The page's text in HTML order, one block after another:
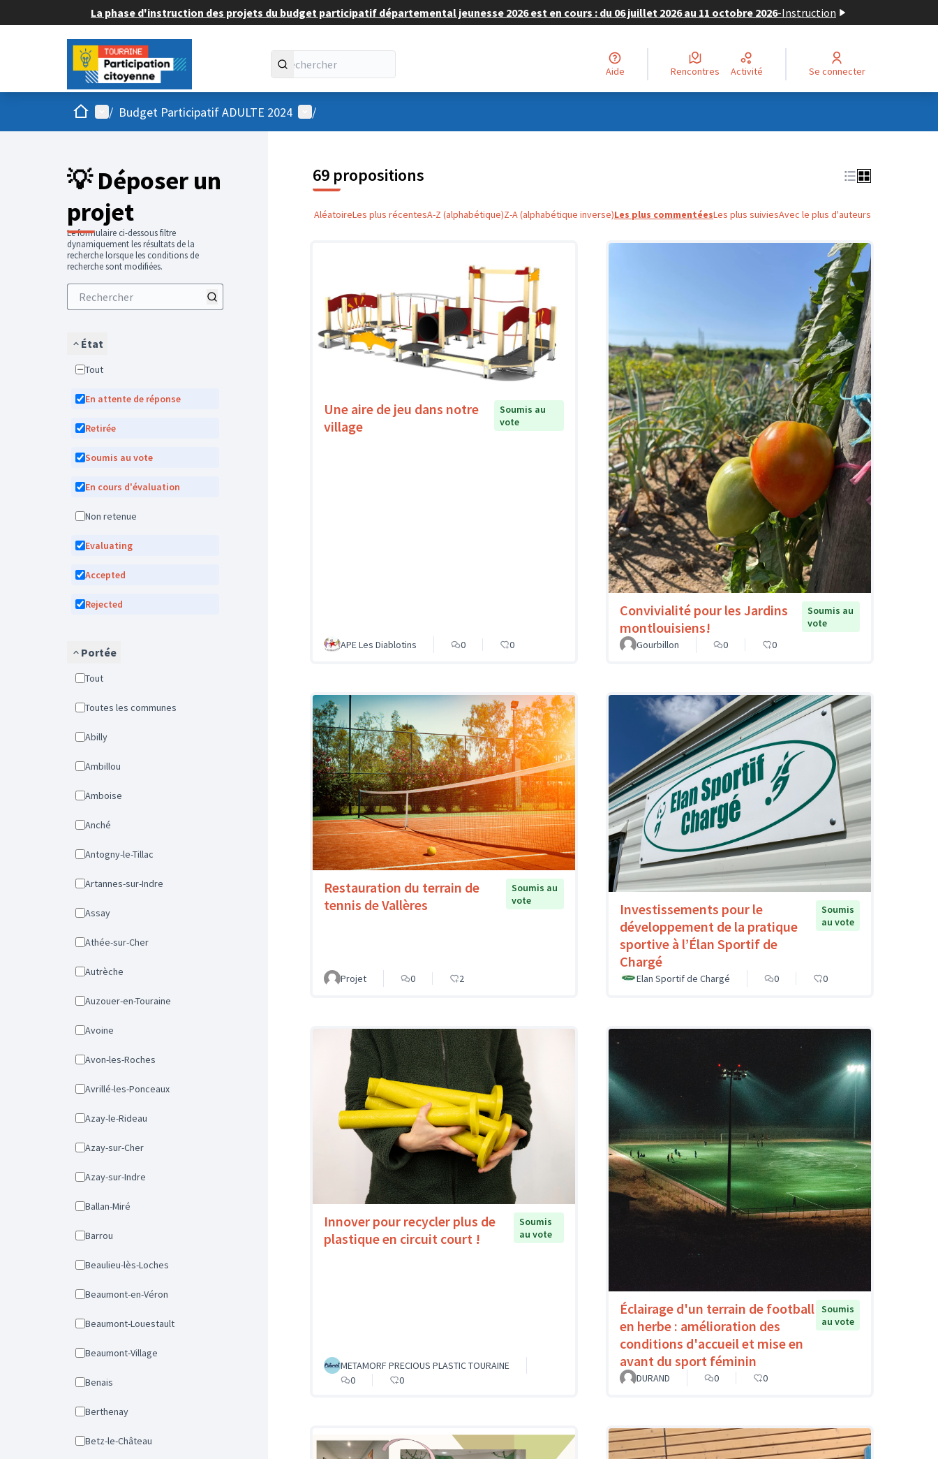
La phase d'instruction des projets du budget participatif départemental jeunesse 2026 est en cours : du 06 juillet 2026 au 11 octobre 2026-Instruction
Aide Rencontres Activité Se connecter
AccueilMenu principal
/ Budget Participatif ADULTE 2024 Menu utilisateur
/
💡 Déposer un
projet
Le formulaire ci-dessous filtre
dynamiquement les résultats de la
recherche lorsque les conditions de
recherche sont modifiées.
État
Tout
En attente de réponse
Retirée
Soumis au vote
En cours d'évaluation
Non retenue
Evaluating
Accepted
Rejected
Portée
Tout
Toutes les communes
Abilly
Ambillou
Amboise
Anché
Antogny-le-Tillac
Artannes-sur-Indre
Assay
Athée-sur-Cher
Autrèche
Auzouer-en-Touraine
Avoine
Avon-les-Roches
Avrillé-les-Ponceaux
Azay-le-Rideau
Azay-sur-Cher
Azay-sur-Indre
Ballan-Miré
Barrou
Beaulieu-lès-Loches
Beaumont-en-Véron
Beaumont-Louestault
Beaumont-Village
Benais
Berthenay
Betz-le-Château
69 propositions
AléatoireLes plus récentesA-Z (alphabétique)Z-A (alphabétique inverse)Les plus commentéesLes plus suiviesAvec le plus d'auteurs
Une aire de jeu dans notre
village
Soumis au
vote
APE Les Diablotins 0 0
Convivialité pour les Jardins
montlouisiens!
Soumis au
vote
Gourbillon
0 0
Restauration du terrain de
tennis de Vallères
Soumis au
vote
Projet 0 2
Investissements pour le
développement de la pratique
sportive à l’Élan Sportif de
Chargé
Soumis
au vote
Elan Sportif de Chargé 0 0
Innover pour recycler plus de
plastique en circuit court !
Soumis
au vote
METAMORF PRECIOUS PLASTIC TOURAINE
0
0
Éclairage d'un terrain de football
en herbe : amélioration des
conditions d'accueil et mise en
avant du sport féminin
Soumis
au vote
DURAND 0 0